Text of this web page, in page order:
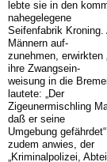
lebte sie in den
nahegelegene
Seifenfabrik
Männern auf-
zunehmen, erwirkten
ihre Zwangsein-
weisung in die
lautete: „Der
Zigeuner­mischling
daß er seine
Umgebung
zudem anwies, der
„Kriminalpolizei,